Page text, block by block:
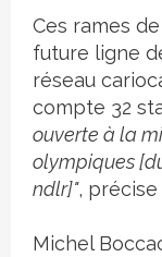
Ces rames
future ligne
réseau
compte 32
ouverte à la
olympiques
ndlr]",
Michel